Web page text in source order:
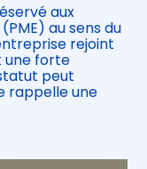
aux
au sens du
rejoint
une forte
peut
rappelle une